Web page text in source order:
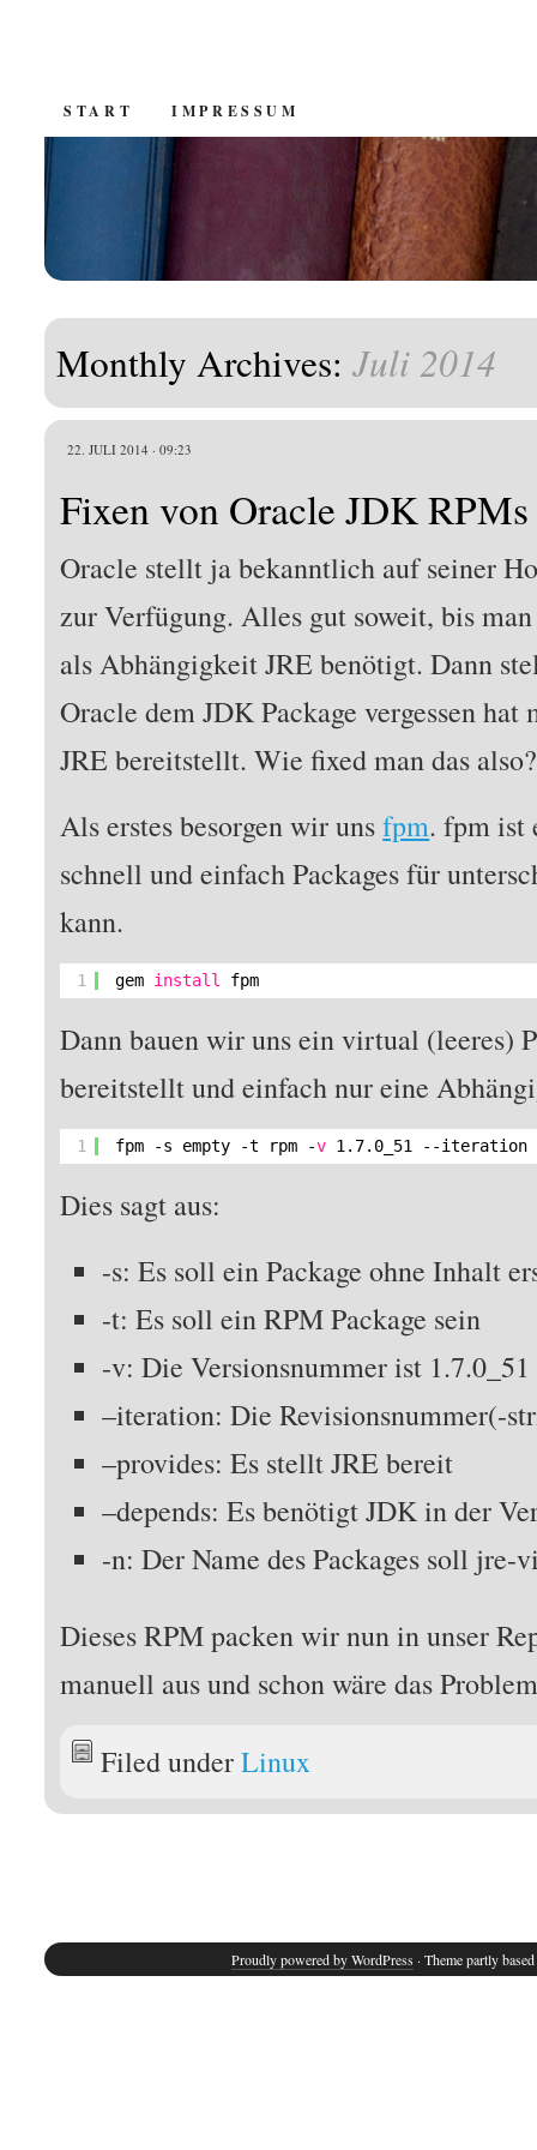
SKIP
CONTENT
START IMPRESSUM
Monthly Archives:Juli 2014
22. JULI 2014 · 09:23
Fixen von Oracle JDK RPMs
Oracle stellt ja bekanntlich auf seiner
zur Verfügung. Alles gut soweit, bis
als Abhängigkeit JRE benötigt. Dann
Oracle dem JDK Package vergessen hat
JRE bereitstellt. Wie fixed man das also?
Als erstes besorgen wir unsfpm. fpm ist
schnell und einfach Packages für
kann.
1 gem install fpm
Dann bauen wir uns ein virtual (leeres)
bereitstellt und einfach nur eine
1 fpm -s empty -t rpm -v 1.7.0_51 --iteration
Dies sagt aus:
-s: Es soll ein Package ohne Inhalt
-t: Es soll ein RPM Package sein
-v: Die Versionsnummer ist 1.7.0_51
–iteration: Die Revisionsnummer(-
–provides: Es stellt JRE bereit
–depends: Es benötigt JDK in der
-n: Der Name des Packages soll jre-
Dieses RPM packen wir nun in unser
manuell aus und schon wäre das
Filed underLinux
Proudly powered by WordPress · Theme partly